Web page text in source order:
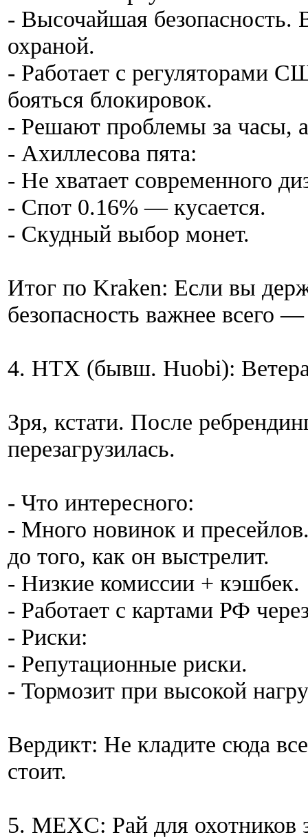
- Высочайшая
охраной.
- Работает с регуляторами
бояться блокировок.
- Решают проблемы за часы,
- Ахиллесова пята:
- Не хватает современного
- Спот 0.16% — кусается.
- Скудный выбор монет.
Итог по Kraken: Если вы
безопасность важнее всего
4. HTX (бывш. Huobi):
Зря, кстати. После
перезагрузилась.
- Что интересного:
- Много новинок и
до того, как он выстрелит.
- Низкие комиссии + кэшбек.
- Работает с картами РФ
- Риски:
- Репутационные риски.
- Тормозит при высокой
Вердикт: Не кладите сюда
стоит.
5. MEXC: Рай для охотников